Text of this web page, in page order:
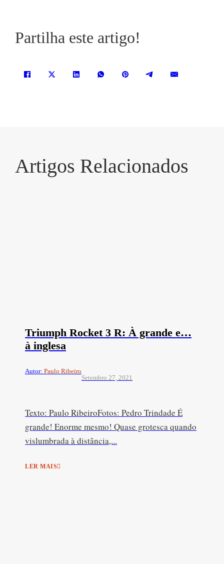
Partilha este artigo!
Artigos Relacionados
Triumph Rocket 3 R: À grande e…
à inglesa
Autor: Paulo Ribeiro
Setembro 27, 2021
Texto: Paulo RibeiroFotos: Pedro Trindade É
grande! Enorme mesmo! Quase grotesca quando
vislumbrada à distância,...
LER MAIS